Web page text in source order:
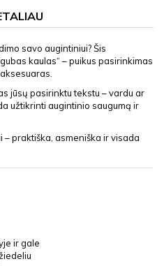
savo augintiniui? Šis
kaulas“ – puikus pasirinkimas
jūsų pasirinktu tekstu – vardu ar
užtikrinti augintinio saugumą ir
– praktiška, asmeniška ir visada
ir gale